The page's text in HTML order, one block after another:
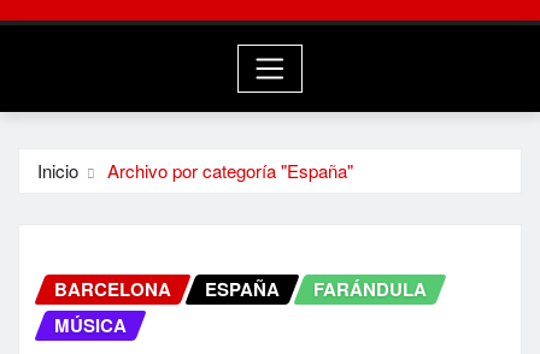
Inicio Archivo por categoría "España"
BARCELONA ESPAÑA
FARÁNDULA
MÚSICA